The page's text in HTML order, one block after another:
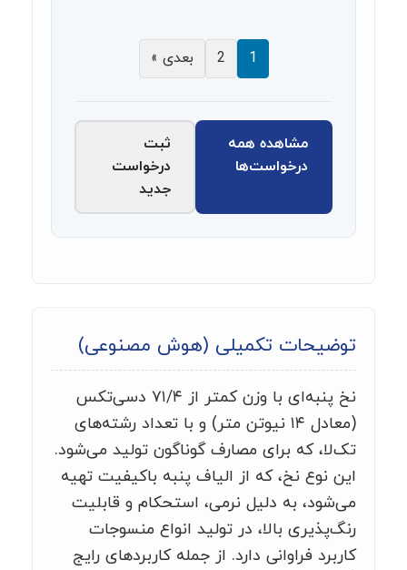
1
2 بعدی »
مشاهده همه
درخواست‌ها
ثبت
درخواست
جدید
توضیحات تکمیلی (هوش مصنوعی)
نخ پنبه‌ای با وزن کمتر از ۷۱/۴ دسی‌تکس
(معادل ۱۴ نیوتن متر) و با تعداد رشته‌های
تک‌لا، که برای مصارف گوناگون تولید می‌شود.
این نوع نخ، که از الیاف پنبه باکیفیت تهیه
می‌شود، به دلیل نرمی، استحکام و قابلیت
رنگ‌پذیری بالا، در تولید انواع منسوجات
کاربرد فراوانی دارد. از جمله کاربردهای رایج